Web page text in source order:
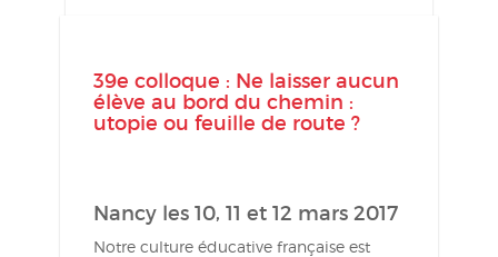
39e colloque : Ne laisser aucun
élève au bord du chemin :
utopie ou feuille de route ?
Nancy les 10, 11 et 12 mars 2017
Notre culture éducative française est